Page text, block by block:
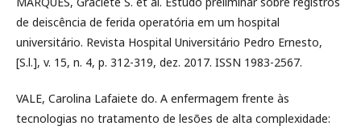
de deiscência de ferida operatória em um hospital
universitário. Revista Hospital Universitário Pedro Ernesto,
[S.l.], v. 15, n. 4, p. 312-319, dez. 2017. ISSN 1983-2567.
VALE, Carolina Lafaiete do. A enfermagem frente às
tecnologias no tratamento de lesões de alta complexidade: